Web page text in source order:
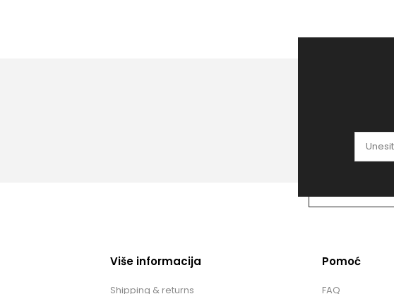
Više informacija
Shipping & returns
Pomoć
FAQ